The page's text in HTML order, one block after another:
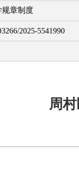
规章制度
2025-5541990
周